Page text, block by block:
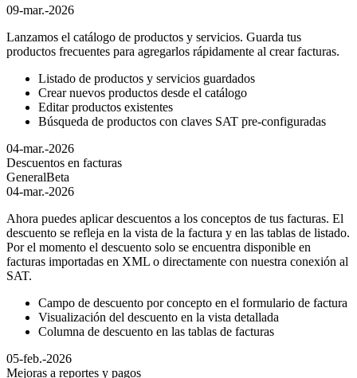
09-mar.-2026
Lanzamos el catálogo de productos y servicios. Guarda tus
productos frecuentes para agregarlos rápidamente al crear facturas.
Listado de productos y servicios guardados
Crear nuevos productos desde el catálogo
Editar productos existentes
Búsqueda de productos con claves SAT pre-configuradas
04-mar.-2026
Descuentos en facturas
GeneralBeta
04-mar.-2026
Ahora puedes aplicar descuentos a los conceptos de tus facturas. El
descuento se refleja en la vista de la factura y en las tablas de listado.
Por el momento el descuento solo se encuentra disponible en
facturas importadas en XML o directamente con nuestra conexión al
SAT.
Campo de descuento por concepto en el formulario de factura
Visualización del descuento en la vista detallada
Columna de descuento en las tablas de facturas
05-feb.-2026
Mejoras a reportes y pagos